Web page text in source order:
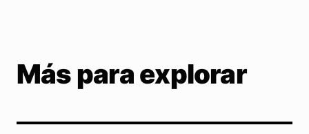
Más para explorar